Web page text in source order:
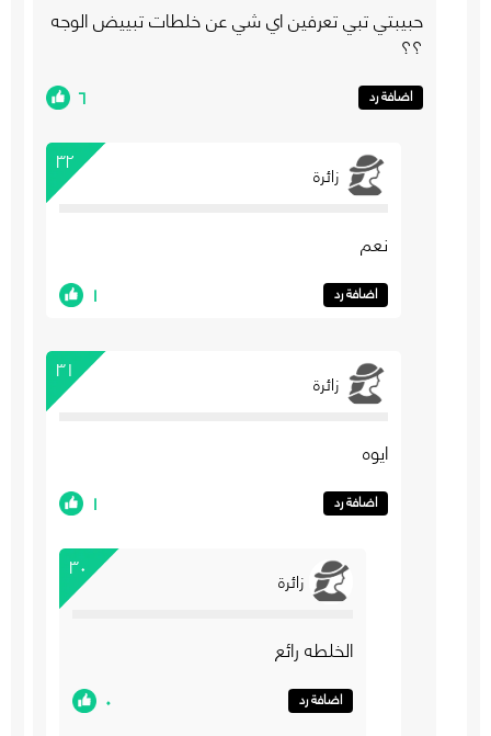
حبيبتي تبي تعرفين اي شي عن خلطات تبييض الوجه
؟؟
اضافة رد ٦
٣٢ زائرة
نعم
اضافة رد ١
٣١ زائرة
ايوه
اضافة رد ١
٣٠ زائرة
الخلطه رائع
اضافة رد ٠